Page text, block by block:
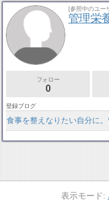
[参照中のユー
管理栄
フォロー
0
登録ブログ
食事を整えなりたい自分に